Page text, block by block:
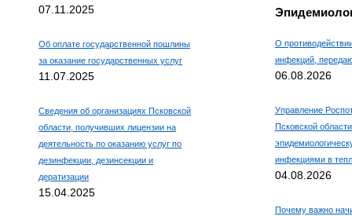
07.11.2025
Об оплате государственной пошлины
за оказание государственных услуг
11.07.2025
Сведения об организациях Псковской
области, получивших лицензии на
деятельность по оказанию услуг по
дезинфекции, дезинсекции и
дератизации
15.04.2025
О
инфекций,
06.08.2026
Управление
Псковской
инфекциями в
04.08.2026
Почему важно